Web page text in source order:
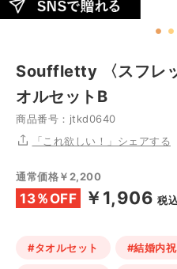
Souffletty 〈スフレ
オルセットB
商品番号：jtkd0640
「これ欲しい！」シェアする
通常価格￥2,200
13％OFF ￥1,906 税
#タオルセット #結婚内